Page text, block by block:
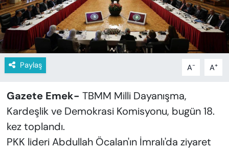
Paylaş A- A+
Gazete Emek- TBMM Milli Dayanışma,
Kardeşlik ve Demokrasi Komisyonu, bugün 18.
kez toplandı.
PKK lideri Abdullah Öcalan'ın İmralı'da ziyaret
ÖZEL HABER
YAZAR KÖŞESİ
SİYASET